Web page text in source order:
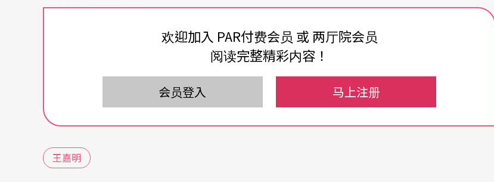
会这样」刻板印象的本。
自己几次不同写本的经验：自己写、跟演员发展、编辑资料素材、改编剧本、改编小说，也可以
有不同分类：为演出写、为学校制作、为诚品、为结案、为其他导演写，倒是不太有没事自己写
好玩，或是为奖而写。
写本难免有个人习惯，有习惯就会想自己整自己，例如在写完落落长台词后，就想尝试每场戏一
定要在一页A4内结束；押完韵后，就想找机会试试语言松散的状态；写完没啥情节的硬梆梆本，
欢迎加入 PAR付费会员 或 两厅院会员
阅读完整精彩内容！
会员登入 马上注册
王嘉明